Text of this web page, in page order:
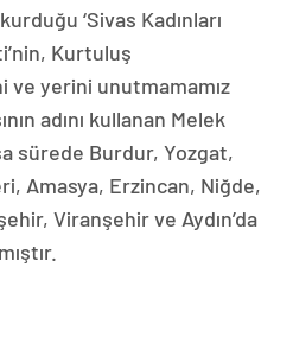
‘Sivas Kadınları
Kurtuluş
ve yerini unutmamamız
adını kullanan Melek
sürede Burdur, Yozgat,
Amasya, Erzincan, Niğde,
Viranşehir ve Aydın’da